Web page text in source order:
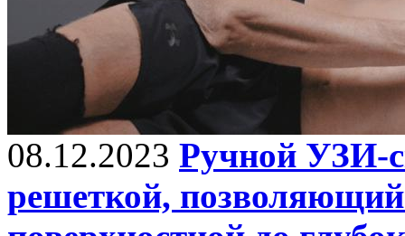
08.12.2023 Ручной УЗИ-
решеткой, позволяющий